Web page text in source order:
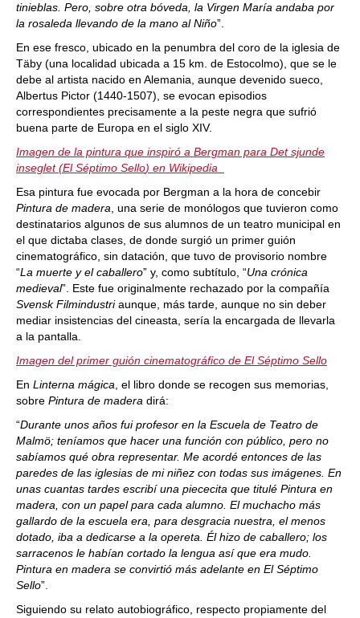
tinieblas. Pero, sobre otra bóveda, la Virgen María andaba por
la rosaleda llevando de la mano al Niño”.
En ese fresco, ubicado en la penumbra del coro de la iglesia de
Täby (una localidad ubicada a 15 km. de Estocolmo), que se le
debe al artista nacido en Alemania, aunque devenido sueco,
Albertus Pictor (1440-1507), se evocan episodios
correspondientes precisamente a la peste negra que sufrió
buena parte de Europa en el siglo XIV.
Imagen de la pintura que inspiró a Bergman para Det sjunde
inseglet(El Séptimo Sello) en Wikipedia
Esa pintura fue evocada por Bergman a la hora de concebir
Pintura de madera , una serie de monólogos que tuvieron como
destinatarios algunos de sus alumnos de un teatro municipal en
el que dictaba clases, de donde surgió un primer guión
cinematográfico, sin datación, que tuvo de provisorio nombre
“La muerte y el caballero” y, como subtítulo, “Una crónica
medieval”. Este fue originalmente rechazado por la compañía
Svensk Filmindustriaunque, más tarde, aunque no sin deber
mediar insistencias del cineasta, sería la encargada de llevarla
a la pantalla.
Imagen del primer guión cinematográfico de El Séptimo Sello
En Linterna mágica , el libro donde se recogen sus memorias,
sobre Pintura de madera dirá:
“Durante unos años fui profesor en la Escuela de Teatro de
Malmö; teníamos que hacer una función con público, pero no
sabíamos qué obra representar. Me acordé entonces de las
paredes de las iglesias de mi niñez con todas sus imágenes. En
unas cuantas tardes escribí una piececita que titulé Pintura en
madera, con un papel para cada alumno. El muchacho más
gallardo de la escuela era, para desgracia nuestra, el menos
dotado, iba a dedicarse a la opereta. Él hizo de caballero; los
sarracenos le habían cortado la lengua así que era mudo.
Pintura en madera se convirtió más adelante en El Séptimo
Sello”.
Siguiendo su relato autobiográfico, respecto propiamente del